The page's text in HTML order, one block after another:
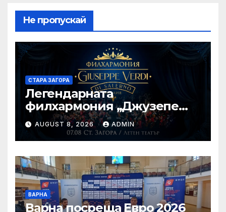
Не пропускай
СТАРА ЗАГОРА
Легендарната
филхармония „Джузепе
Верди“ от Салерно с
концерт под звездите тази
вечер в Летен татър – Стара
Загора
AUGUST 8, 2026 ADMIN
ВАРНА
Варна посреща Евро 2026